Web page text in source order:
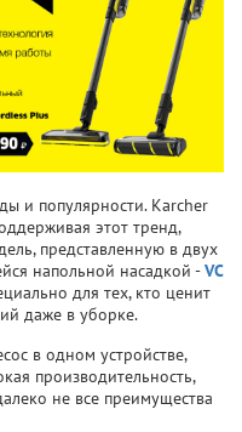
и популярности. Karcher
этот тренд,
представленную в двух
напольной насадкой -VC
для тех, кто ценит
даже в уборке.
в одном устройстве,
производительность,
не все преимущества